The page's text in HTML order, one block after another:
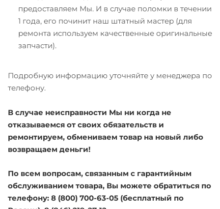
предоставляем Мы. И в случае поломки в течении
1 года, его починит наш штатный мастер (для
ремонта используем качественные оригинальные
запчасти).
Подробную информацию уточняйте у менеджера по
телефону.
В случае неисправности Мы ни когда не
отказываемся от своих обязательств и
ремонтируем, обмениваем товар на новый либо
возвращаем деньги!
По всем вопросам, связанным с гарантийным
обслуживанием товара, Вы можете обратиться по
телефону: 8 (800) 700-63-05 (бесплатный по